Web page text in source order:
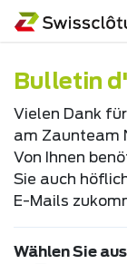
Bulletin
Vielen Dank
am Zaunteam
Von Ihnen
Sie auch
E-Mails
Wählen Sie